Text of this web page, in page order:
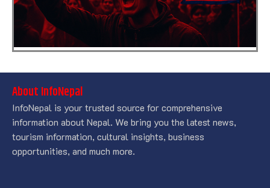
About InfoNepal
InfoNepal is your trusted source for comprehensive
information about Nepal. We bring you the latest news,
tourism information, cultural insights, business
opportunities, and much more.